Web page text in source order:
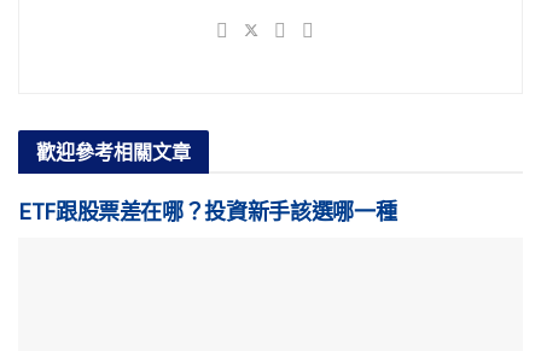
歡迎參考相關文章
ETF跟股票差在哪？投資新手該選哪一種